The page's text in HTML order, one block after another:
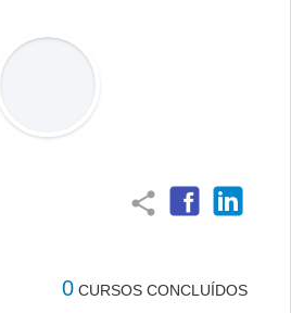
share
0 CURSOS CONCLUÍDOS